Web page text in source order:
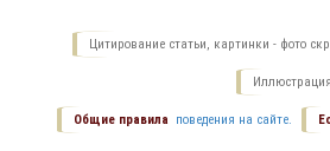
Цитирование статьи, картинки - фото
Общие правила поведения на сайте.